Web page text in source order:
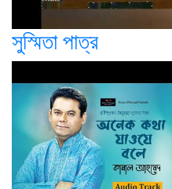
সুস্মিতা পাত্র